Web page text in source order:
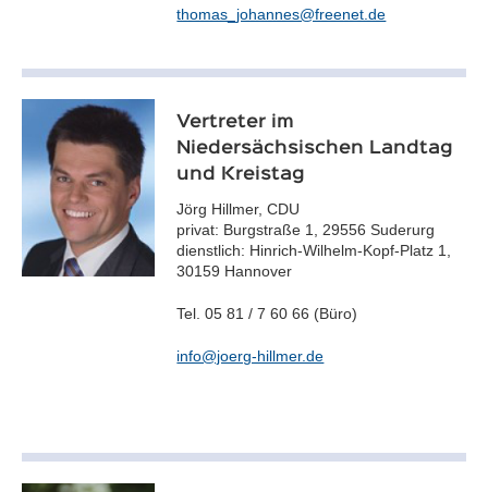
thomas_johannes@freenet.de
Vertreter im
Niedersächsischen Landtag
und Kreistag
Jörg Hillmer, CDU
privat: Burgstraße 1, 29556 Suderurg
dienstlich: Hinrich-Wilhelm-Kopf-Platz 1,
30159 Hannover
Tel. 05 81 / 7 60 66 (Büro)
info@joerg-hillmer.de